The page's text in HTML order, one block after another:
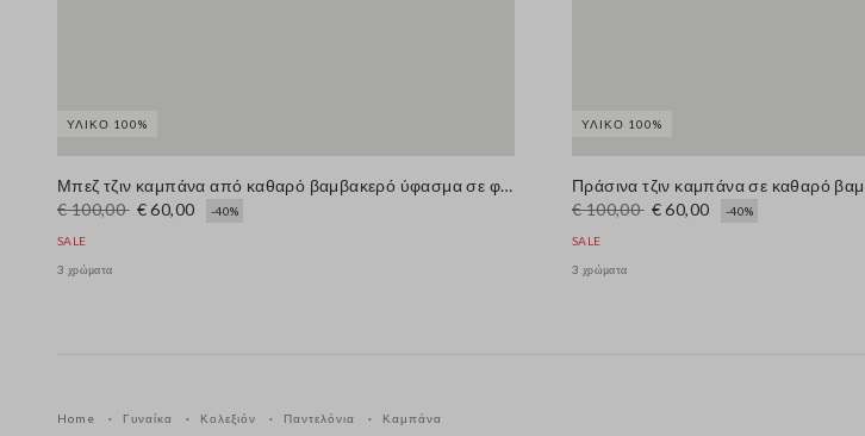
ΥΛΙΚΌ 100%
Μπεζ τζιν καμπάνα από καθαρό βαμβακερό ύφασμα σε φαρδιά γραμμή
€ 100,00 € 60,00 -40%
SALE
3 χρώματα
ΥΛΙΚΌ 100%
€ 100,00 € 60,00 -40%
SALE
3 χρώματα
Home Γυναίκα Κολεξιόν Παντελόνια Καμπάνα